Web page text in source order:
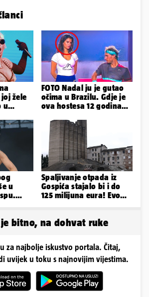
žele
u
FOTO Nadal ju je gutao
očima u Brazilu. Gdje je
ova hostesa 12 godina
u
Spaljivanje otpada iz
Gospića stajalo bi i do
125 milijuna eura! Evo
je bitno, na dohvat ruke
za najbolje iskustvo portala. Čitaj,
uvijek u toku s najnovijim vijestima.